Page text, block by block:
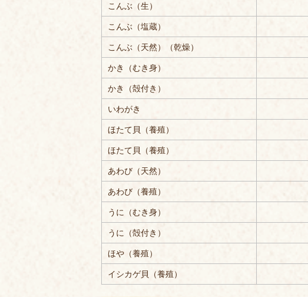
こんぶ（生）
こんぶ（塩蔵）
こんぶ（天然）（乾燥）
かき（むき身）
かき（殻付き）
いわがき
ほたて貝（養殖）
ほたて貝（養殖）
あわび（天然）
あわび（養殖）
うに（むき身）
うに（殻付き）
ほや（養殖）
イシカゲ貝（養殖）